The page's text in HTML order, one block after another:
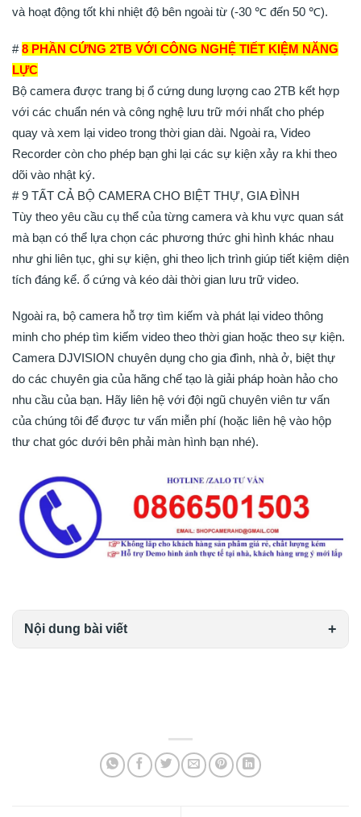
và hoạt động tốt khi nhiệt độ bên ngoài từ (-30 ℃ đến 50 ℃).
#8 PHẦN CỨNG 2TB VỚI CÔNG NGHỆ TIẾT KIỆM NĂNG
LỰC
Bộ camera được trang bị ổ cứng dung lượng cao 2TB kết hợp
với các chuẩn nén và công nghệ lưu trữ mới nhất cho phép
quay và xem lại video trong thời gian dài. Ngoài ra, Video
Recorder còn cho phép bạn ghi lại các sự kiện xảy ra khi theo
dõi vào nhật ký.
# 9 TẤT CẢ BỘ CAMERA CHO BIỆT THỰ, GIA ĐÌNH
Tùy theo yêu cầu cụ thể của từng camera và khu vực quan sát
mà bạn có thể lựa chọn các phương thức ghi hình khác nhau
như ghi liên tục, ghi sự kiện, ghi theo lịch trình giúp tiết kiệm diện
tích đáng kể. ổ cứng và kéo dài thời gian lưu trữ video.
Ngoài ra, bộ camera hỗ trợ tìm kiếm và phát lại video thông
minh cho phép tìm kiếm video theo thời gian hoặc theo sự kiện.
Camera DJVISION chuyên dụng cho gia đình, nhà ở, biệt thự
do các chuyên gia của hãng chế tạo là giải pháp hoàn hảo cho
nhu cầu của bạn. Hãy liên hệ với đội ngũ chuyên viên tư vấn
của chúng tôi để được tư vấn miễn phí (hoặc liên hệ vào hộp
thư chat góc dưới bên phải màn hình bạn nhé).
Nội dung bài viết